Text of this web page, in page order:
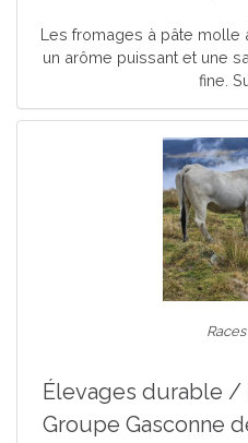
Les fromages à pâte
un arôme puissant et une
fine.
Races
Élevages durable /
Groupe Gasconne